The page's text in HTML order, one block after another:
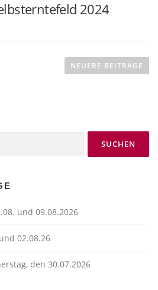
2024
NEUERE BEITRÄGE
und 09.08.2026
02.08.26
den 30.07.2026